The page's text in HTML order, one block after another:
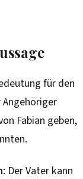
für den
Fabian geben,
: Der Vater kann